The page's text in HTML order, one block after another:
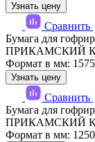
Узнать цену
Сравнить
Бумага для
ПРИКАМСКИЙ
Формат в мм: 1575
Узнать цену
Сравнить
Бумага для
ПРИКАМСКИЙ
Формат в мм: 1250